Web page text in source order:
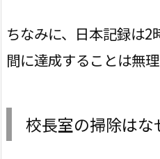
ちなみに、日本記録は
間に達成することは無理
校長室の掃除はな